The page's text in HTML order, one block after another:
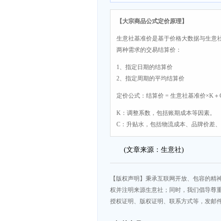
【大宗商品公式定价原理】
生意社基准价是基于价格大数据与生意
两种需求的交易结算价：
1、指定日期的结算价
2、指定周期的平均结算价
定价公式：结算价 = 生意社基准价×K＋
K：调整系数，包括账期成本等因素。
C：升贴水，包括物流成本、品牌价差
(文章来源：生意社)
【版权声明】秉承互联网开放、包容的
权并注明来源生意社；同时，我们倡导尊
授权证明、版权证明、联系方式等，发邮